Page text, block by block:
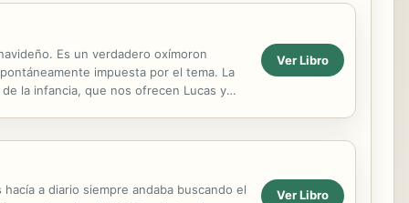
Es un verdadero oxímoron
impuesta por el tema. La
la infancia, que nos ofrecen Lucas y
Ver Libro
a diario siempre andaba buscando el
Ver Libro